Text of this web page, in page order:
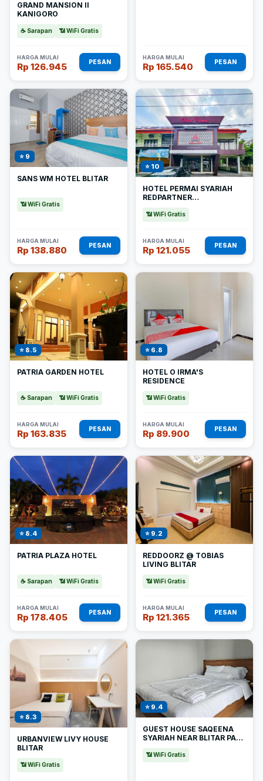
GRAND MANSION II
KANIGORO
☕ Sarapan 📶 WiFi Gratis
HARGA MULAI
Rp 126.945 PESAN
HARGA MULAI
Rp 165.540 PESAN
⭐ 9
SANS WM HOTEL BLITAR
📶 WiFi Gratis
HARGA MULAI
Rp 138.880 PESAN
⭐ 10
HOTEL PERMAI SYARIAH
REDPARTNER
📶 WiFi Gratis
HARGA MULAI
Rp 121.055 PESAN
⭐ 8.5
PATRIA GARDEN HOTEL
☕ Sarapan 📶 WiFi Gratis
HARGA MULAI
Rp 163.835 PESAN
⭐ 6.8
HOTEL O IRMA'S
RESIDENCE
📶 WiFi Gratis
HARGA MULAI
Rp 89.900 PESAN
⭐ 8.4
PATRIA PLAZA HOTEL
☕ Sarapan 📶 WiFi Gratis
HARGA MULAI
Rp 178.405 PESAN
⭐ 9.2
REDDOORZ @ TOBIAS
LIVING BLITAR
📶 WiFi Gratis
HARGA MULAI
Rp 121.365 PESAN
⭐ 8.3
URBANVIEW LIVY HOUSE
BLITAR
📶 WiFi Gratis
⭐ 9.4
GUEST HOUSE SAQEENA
SYARIAH NEAR BLITAR PARK
📶 WiFi Gratis